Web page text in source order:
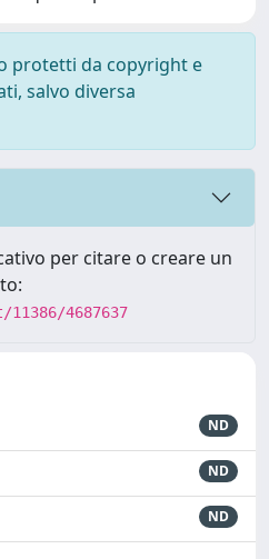
protetti da copyright e
salvo diversa
per citare o creare un
4687637
ND
ND
ND